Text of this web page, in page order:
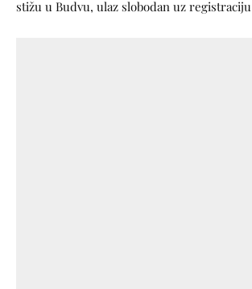
stižu u Budvu, ulaz slobodan uz registraciju